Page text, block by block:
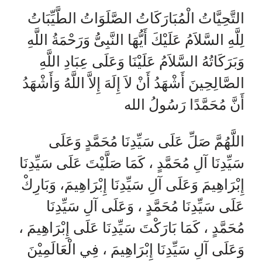
التَّحِيَّاتُ الْمُبَارَكَاتُ الصَّلَوَاتُ الطَّيِّبَاتُ
لِلَّهِ السَّلاَمُ عَلَيْكَ أَيُّهَا النَّبِىُّ وَرَحْمَةُ اللَّهِ
وَبَرَكَاتُهُ السَّلاَمُ عَلَيْنَا وَعَلَى عِبَادِ اللَّهِ
الصَّالِحِينَ أَشْهَدُ أَنْ لاَ إِلَهَ إِلاَّ اللَّهُ وَأَشْهَدُ
أَنَّ مُحَمَّدًا رَسُولُ الله
اللَّهُمَّ صَلِّ عَلَى سَيِّدِنَا مُحَمَّدٍ وَعَلَى
سَيِّدِنَا آلِ مُحَمَّدٍ ، كَمَا صَلَّيْتَ عَلَى سَيِّدِنَا
إِبْرَاهِيمَ وَعَلَى آلِ سَيِّدِنَا إِبْرَاهِيمَ، وَبَارِكْ
عَلَى سَيِّدِنَا مُحَمَّدٍ ، وَعَلَى آلِ سَيِّدِنَا
مُحَمَّدٍ ، كَمَا بَارَكْتَ سَيِّدِنَا عَلَى إِبْرَاهِيمَ ،
وَعَلَى آلِ سَيِّدِنَا إِبْرَاهِيمَ ، فِي الْعَالَمِيْنَ